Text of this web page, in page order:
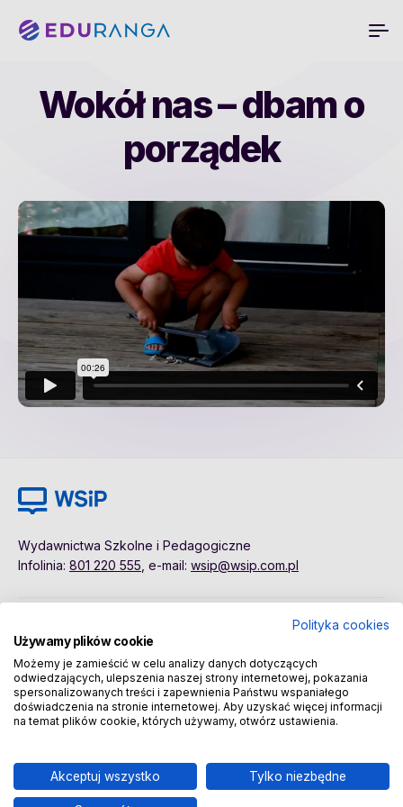
Wokół nas – dbam o
porządek
Wydawnictwa Szkolne i Pedagogiczne
Infolinia: 801 220 555 , e-mail: wsip@wsip.com.pl
Dane osobowe
Regulamin
Pierwsze kroki
Sklep
Polityka cookies
Używamy plików cookie
Możemy je zamieścić w celu analizy danych dotyczących
odwiedzających, ulepszenia naszej strony internetowej, pokazania
spersonalizowanych treści i zapewnienia Państwu wspaniałego
doświadczenia na stronie internetowej. Aby uzyskać więcej informacji
na temat plików cookie, których używamy, otwórz ustawienia.
Akceptuj wszystko Tylko niezbędne